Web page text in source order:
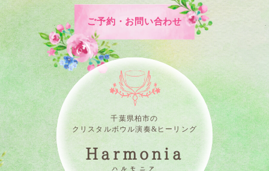
ご予約・お問い合わせ
千葉県柏市の
クリスタルボウル演奏&ヒーリング
Harmonia
ハルモニア